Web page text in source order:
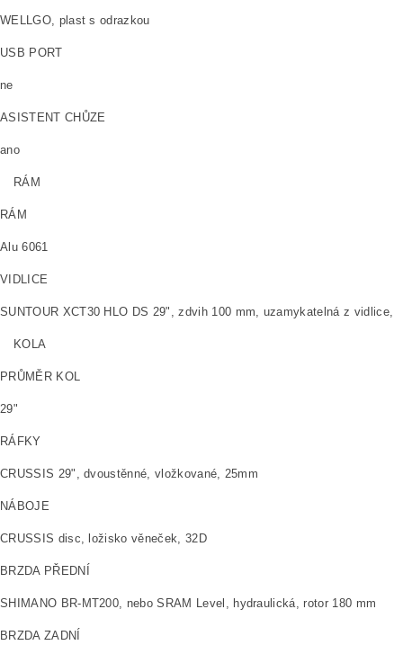
WELLGO, plast s odrazkou
USB PORT
ne
ASISTENT CHŮZE
ano
RÁM
RÁM
Alu 6061
VIDLICE
SUNTOUR XCT30 HLO DS 29", zdvih 100 mm, uzamykatelná z vidlice,
KOLA
PRŮMĚR KOL
29"
RÁFKY
CRUSSIS 29", dvoustěnné, vložkované, 25mm
NÁBOJE
CRUSSIS disc, ložisko věneček, 32D
BRZDA PŘEDNÍ
SHIMANO BR-MT200, nebo SRAM Level, hydraulická, rotor 180 mm
BRZDA ZADNÍ